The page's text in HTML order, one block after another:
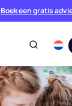
Boek een gratis